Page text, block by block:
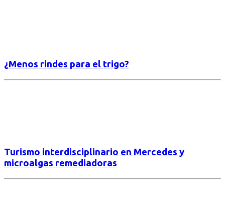
¿Menos rindes para el trigo?
Turismo interdisciplinario en Mercedes y
microalgas remediadoras